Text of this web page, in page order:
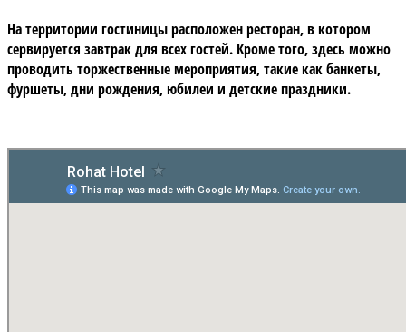
На территории гостиницы расположенресторан, в котором
сервируется завтрак для всех гостей. Кроме того, здесь можно
проводить торжественные мероприятия, такие как банкеты,
фуршеты, дни рождения, юбилеи и детские праздники.